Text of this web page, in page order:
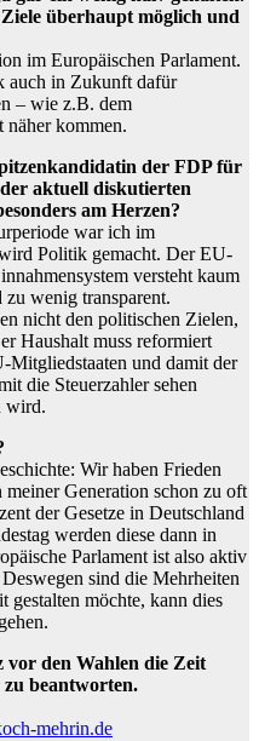
überhaupt möglich und
im Europäischen Parlament.
auch in Zukunft dafür
– wie z.B. dem
kommen.
der FDP für
aktuell diskutierten
am Herzen?
war ich im
Politik gemacht. Der EU-
versteht kaum
wenig transparent.
nicht den politischen Zielen,
Haushalt muss reformiert
Mitgliedstaaten und damit der
die Steuerzahler sehen
wird.
Wir haben Frieden
Generation schon zu oft
der Gesetze in Deutschland
werden diese dann in
Parlament ist also aktiv
sind die Mehrheiten
gestalten möchte, kann dies
vor den Wahlen die Zeit
zu beantworten.
mehrin.de